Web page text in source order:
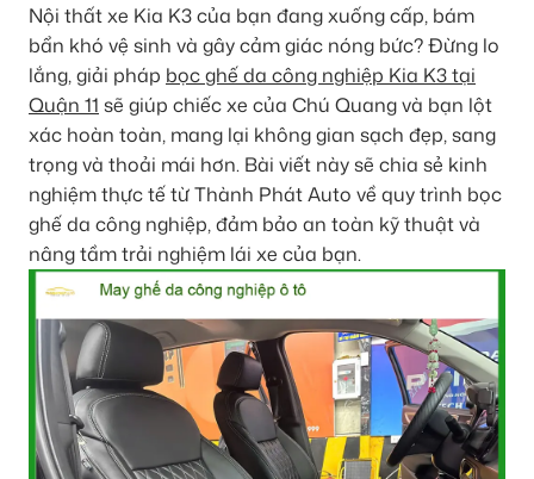
Nội thất xe Kia K3 của bạn đang xuống cấp, bám
bẩn khó vệ sinh và gây cảm giác nóng bức? Đừng lo
lắng, giải pháp bọc ghế da công nghiệp Kia K3 tại
Quận 11 sẽ giúp chiếc xe của Chú Quang và bạn lột
xác hoàn toàn, mang lại không gian sạch đẹp, sang
trọng và thoải mái hơn. Bài viết này sẽ chia sẻ kinh
nghiệm thực tế từ Thành Phát Auto về quy trình bọc
ghế da công nghiệp, đảm bảo an toàn kỹ thuật và
nâng tầm trải nghiệm lái xe của bạn.